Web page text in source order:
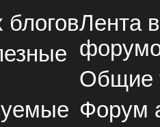
блоговЛента
Общие
Форум